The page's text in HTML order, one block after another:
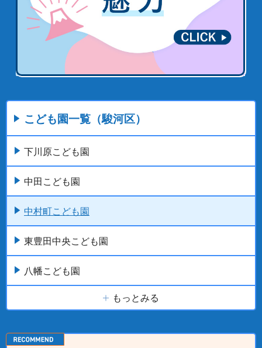
こども園一覧（駿河区）
下川原こども園
中田こども園
中村町こども園
東豊田中央こども園
八幡こども園
もっとみる